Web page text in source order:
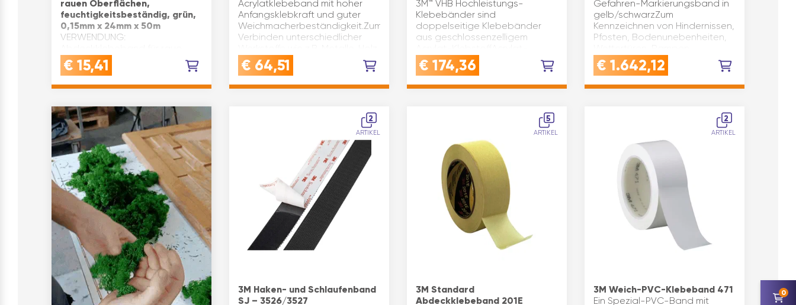
rauen Oberflächen,
feuchtigkeitsbeständig, grün,
0,15mm x 24mm x 50m
VERWENDUNG:
Oberflächen wie Beton und
Holz, ideal für Malerarbeiten im
Innen- und Außenbereich mit
EntfernungQUALITÄT: Dieses
Kreppband mit sta…
€ 15,41
Acrylatklebeband mit hoher
Anfangsklebkraft und guter
Weichmacherbeständigkeit.Zum
Verbinden unterschiedlicher
Glas und hochenergetischer
Kunststoffe. Im Innen- u…
€ 64,51
3M™ VHB Hochleistungs-
Klebebänder sind
doppelseitige Klebebänder
aus geschlossenzelligem
Klebstoff. Sie bieten sehr hohe
Anpassungsfähigkeit an die zu
klebenden Oberflächen…
€ 174,36
Gefahren-Markierungsband in
gelb/schwarzZum
Kennzeichnen von Hindernissen,
Pfosten, Bodenunebenheiten,
Engpässen,
Bordsteinkanten.Auch als
Bodenmarkierung für Abstände
€ 1.642,12
2
ARTIKEL
3M Haken- und Schlaufenband
SJ – 3526/3527
5
ARTIKEL
3M Standard
Abdeckklebeband 201E
2
ARTIKEL
3M Weich-PVC-Klebeband 471
Ein Spezial-PVC-Band mit
0